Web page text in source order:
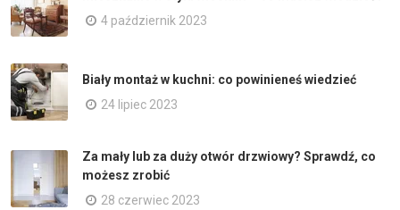
4 październik 2023
Biały montaż w kuchni: co powinieneś wiedzieć
24 lipiec 2023
Za mały lub za duży otwór drzwiowy? Sprawdź, co
możesz zrobić
28 czerwiec 2023